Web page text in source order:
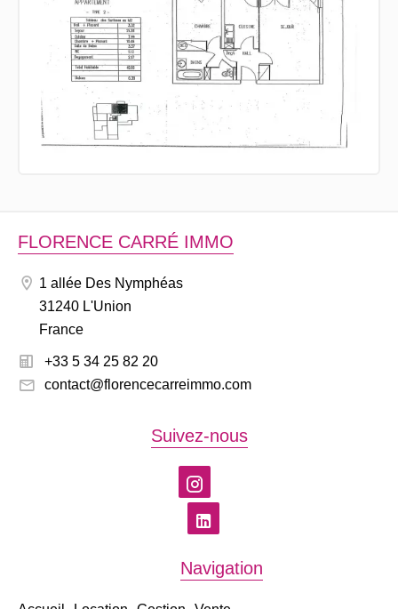
FLORENCE CARRÉ IMMO
1 allée Des Nymphéas
31240 L'Union
France
+33 5 34 25 82 20
contact@florencecarreimmo.com
Suivez-nous
Navigation